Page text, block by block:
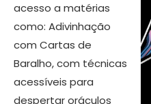
acesso a matérias
como: Adivinhação
com Cartas de
Baralho, com técnicas
acessíveis para
despertar oráculos